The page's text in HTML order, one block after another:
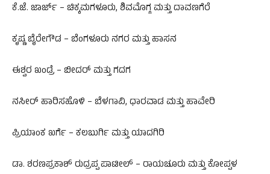
ಕೆ.ಜೆ. ಜಾರ್ಜ್ – ಚಿಕ್ಕಮಗಳೂರು, ಶಿವಮೊಗ್ಗ ಮತ್ತು ದಾವಣಗೆರೆ
ಕೃಷ್ಣ ಬೈರೇಗೌಡ – ಬೆಂಗಳೂರು ನಗರ ಮತ್ತು ಹಾಸನ
ಈಶ್ವರ ಖಂಡ್ರೆ – ಬೀದರ್ ಮತ್ತು ಗದಗ
ನಸೀರ್ ಹಾರಿಸಹೊಳಿ – ಬೆಳಗಾವಿ, ಧಾರವಾಡ ಮತ್ತು ಹಾವೇರಿ
ಪ್ರಿಯಾಂಕ ಖರ್ಗೆ – ಕಲಬುರ್ಗಿ ಮತ್ತು ಯಾದಗಿರಿ
ಡಾ. ಶರಣಪ್ರಕಾಶ್ ರುದ್ರಪ್ಪ ಪಾಟೀಲ್ – ರಾಯಚೂರು ಮತ್ತು ಕೋಪ್ಪಳ